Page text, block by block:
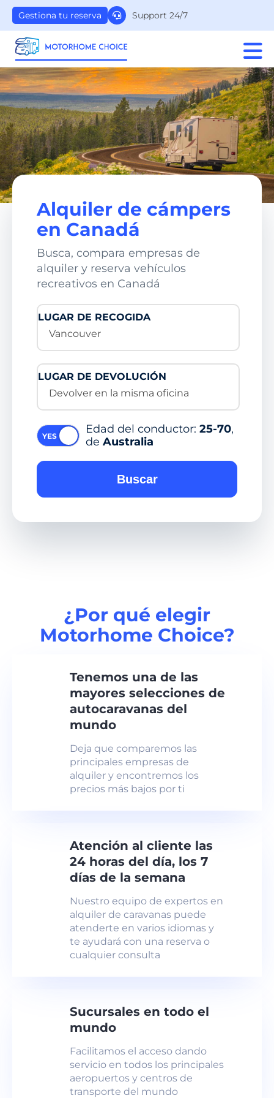
Support 24/7
Gestiona tu reserva
Alquiler de cámpers
en Canadá
Busca, compara empresas de
alquiler y reserva vehículos
recreativos en Canadá
LUGAR DE RECOGIDA
Vancouver
LUGAR DE DEVOLUCIÓN
Devolver en la misma oficina
Edad del conductor: 25-70,
de Australia
Buscar
¿Por qué elegir
Motorhome Choice?
Tenemos una de las
mayores selecciones de
autocaravanas del
mundo
Deja que comparemos las
principales empresas de
alquiler y encontremos los
precios más bajos por ti
Atención al cliente las
24 horas del día, los 7
días de la semana
Nuestro equipo de expertos en
alquiler de caravanas puede
atenderte en varios idiomas y
te ayudará con una reserva o
cualquier consulta
Sucursales en todo el
mundo
Facilitamos el acceso dando
servicio en todos los principales
aeropuertos y centros de
transporte del mundo